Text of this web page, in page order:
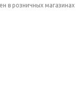
в розничных магазинах